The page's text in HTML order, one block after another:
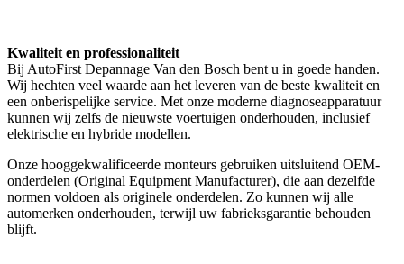
Kwaliteit en professionaliteit
Bij AutoFirst Depannage Van den Bosch bent u in goede handen.
Wij hechten veel waarde aan het leveren van de beste kwaliteit en
een onberispelijke service. Met onze moderne diagnoseapparatuur
kunnen wij zelfs de nieuwste voertuigen onderhouden, inclusief
elektrische en hybride modellen.
Onze hooggekwalificeerde monteurs gebruiken uitsluitend OEM-
onderdelen (Original Equipment Manufacturer), die aan dezelfde
normen voldoen als originele onderdelen. Zo kunnen wij alle
automerken onderhouden, terwijl uw fabrieksgarantie behouden
blijft.